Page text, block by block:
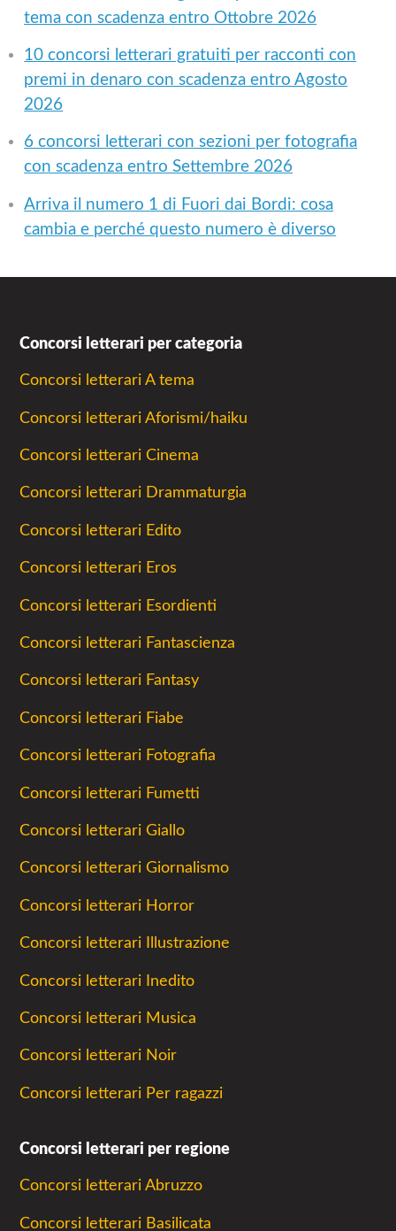
tema con scadenza entro Ottobre 2026
10 concorsi letterari gratuiti per racconti con
premi in denaro con scadenza entro Agosto
2026
6 concorsi letterari con sezioni per fotografia
con scadenza entro Settembre 2026
Arriva il numero 1 di Fuori dai Bordi: cosa
cambia e perché questo numero è diverso
Concorsi letterari per categoria
Concorsi letterari A tema
Concorsi letterari Aforismi/haiku
Concorsi letterari Cinema
Concorsi letterari Drammaturgia
Concorsi letterari Edito
Concorsi letterari Eros
Concorsi letterari Esordienti
Concorsi letterari Fantascienza
Concorsi letterari Fantasy
Concorsi letterari Fiabe
Concorsi letterari Fotografia
Concorsi letterari Fumetti
Concorsi letterari Giallo
Concorsi letterari Giornalismo
Concorsi letterari Horror
Concorsi letterari Illustrazione
Concorsi letterari Inedito
Concorsi letterari Musica
Concorsi letterari Noir
Concorsi letterari Per ragazzi
Concorsi letterari per regione
Concorsi letterari Abruzzo
Concorsi letterari Basilicata